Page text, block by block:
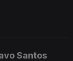
Santos